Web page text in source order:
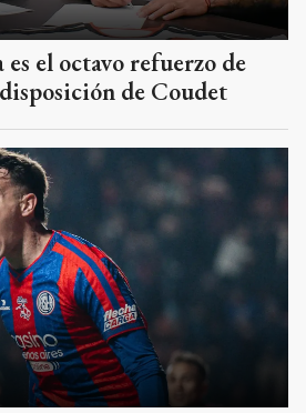
el octavo refuerzo de
de Coudet